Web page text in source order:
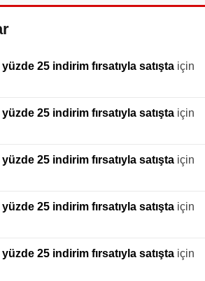
25 indirim fırsatıyla satışta için
25 indirim fırsatıyla satışta için
25 indirim fırsatıyla satışta için
25 indirim fırsatıyla satışta için
25 indirim fırsatıyla satışta için